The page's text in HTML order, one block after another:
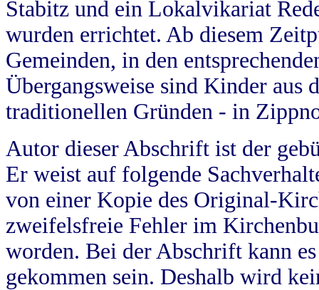
Stabitz und ein Lokalvikariat
wurden errichtet. Ab diesem
Gemeinden, in den
Übergangsweise sind Kinder aus
traditionellen Gründen - in
Autor dieser Abschrift ist der
Er weist auf folgende
von einer Kopie des Original-
zweifelsfreie Fehler im
worden. Bei der Abschrift kann
gekommen sein. Deshalb wird